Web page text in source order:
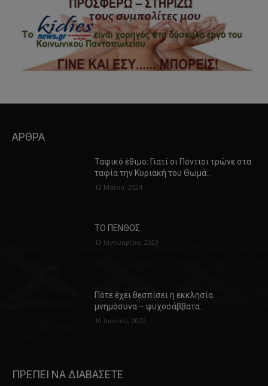
ΑΡΘΡΑ
Ταφικό έθιμο: Γιατί οι Πόντιοι τρώνε στα
ταφία την Κυριακή του Θωμά…
12 Μαΐου, 2024
ΤΟ ΠΕΝΘΟΣ
13 Ιανουαρίου, 2023
Πότε έχει θεσπίσει η εκκλησία
μνημόσυνα – ψυχοσάββατα…
10 Ιουνίου, 2022
ΠΡΕΠΕΙ ΝΑ ΔΙΑΒΑΣΕΤΕ